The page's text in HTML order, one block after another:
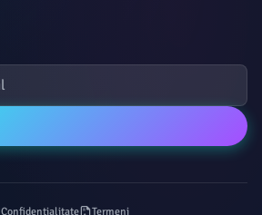
Confidențialitate Termeni